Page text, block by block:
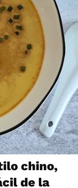
chino,
de la